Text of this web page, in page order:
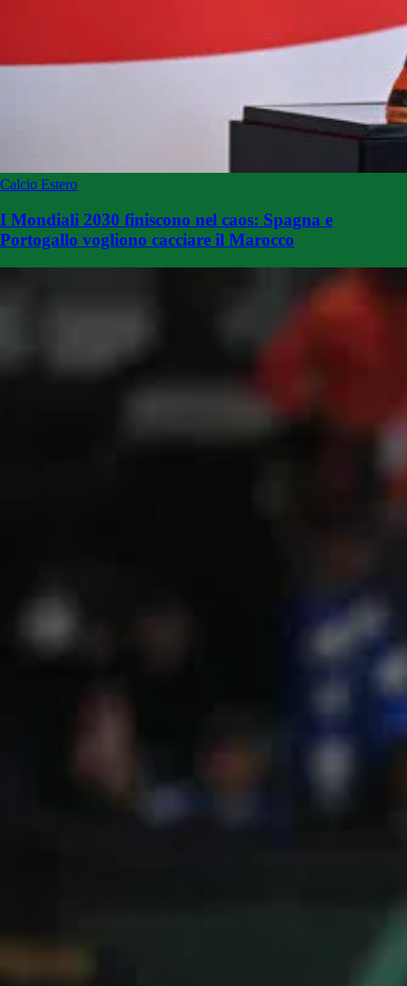
Calcio Estero
I Mondiali 2030 finiscono nel caos: Spagna e
Portogallo vogliono cacciare il Marocco